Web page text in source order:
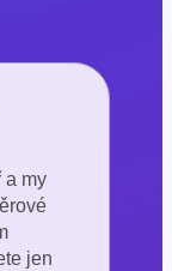
a my
jen